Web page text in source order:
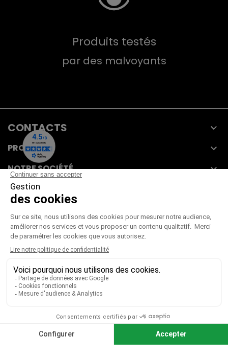
Produits testés
par des malvoyants
CONTACTS 
PRODUITS 
NOTRE SOCIÉTÉ 
VOTRE COMPTE
CGV|CGU |Mentions légales
Paiement sécurisé
Télécharger notre catalogue
© 2026 TOUS DROITS RÉSERVÉS MIEUX VOIR